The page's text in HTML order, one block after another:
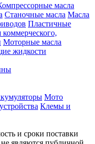
масла
Станочные масла Масла
Пластичные
коммерческого,
Моторные масла
жидкости
Мото
Клемы и
и сроки поставки